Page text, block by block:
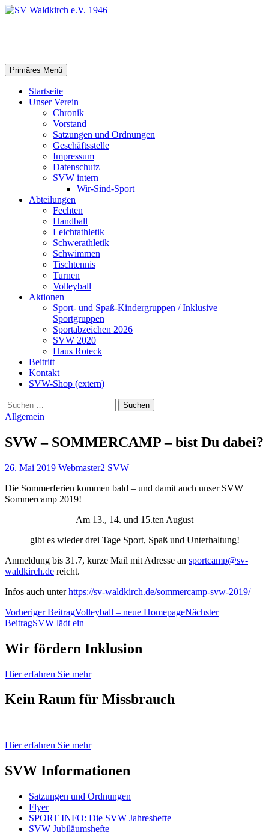
Zum
Suchen
Primäres Menü
Startseite
Unser Verein
Chronik
Vorstand
Satzungen und Ordnungen
Geschäftsstelle
Impressum
Datenschutz
SVW intern
Wir-Sind-Sport
Abteilungen
Fechten
Handball
Leichtathletik
Schwerathletik
Schwimmen
Tischtennis
Turnen
Volleyball
Aktionen
Sport- und Spaß-Kindergruppen / Inklusive
Sportgruppen
Sportabzeichen 2026
SVW 2020
Haus Roteck
Beitritt
Kontakt
SVW-Shop (extern)
Suchen
nach:
Allgemein
SVW – SOMMERCAMP – bist Du dabei?
26. Mai 2019 Webmaster2 SVW
Die Sommerferien kommen bald – und damit auch unser SVW
Sommercamp 2019!
Am 13., 14. und 15.ten August
gibt es wieder drei Tage Sport, Spaß und Unterhaltung!
Anmeldung bis 31.7, kurze Mail mit Adresse an sportcamp@sv-
waldkirch.de reicht.
Infos auch unterhttps://sv-waldkirch.de/sommercamp-svw-2019/
Beitragsnavigation
Vorheriger BeitragVolleyball – neue HomepageNächster
BeitragSVW lädt ein
Wir fördern Inklusion
Hier erfahren Sie mehr
Kein Raum für Missbrauch
Hier erfahren Sie mehr
SVW Informationen
Satzungen und Ordnungen
Flyer
SPORT INFO: Die SVW Jahreshefte
SVW Jubiläumshefte